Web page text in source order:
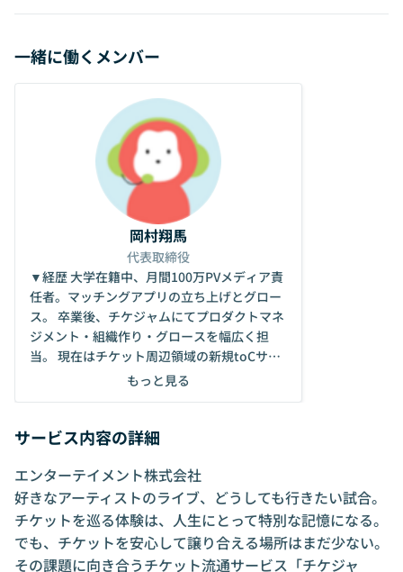
一緒に働くメンバー
岡村翔馬
代表取締役
▼経歴 大学在籍中、月間100万PVメディア責
任者。マッチングアプリの立ち上げとグロー
ス。 卒業後、チケジャムにてプロダクトマネ
ジメント・組織作り・グロースを幅広く担
当。 現在はチケット周辺領域の新規toCサー
ビスを開発中。 サービスを通して、ユーザー
ーに、最短最速で事業成長にコミットできる
M / PdM / SEO / CS / 不正対策 / グロース ▼趣
味 アイドル / 野球 / 筋トレ / アニメ / 漫画
もっと見る
サービス内容の詳細
エンターテイメント株式会社
好きなアーティストのライブ、どうしても行きたい試合。
チケットを巡る体験は、人生にとって特別な記憶になる。
でも、チケットを安心して譲り合える場所はまだ少ない。
その課題に向き合うチケット流通サービス「チケジャ